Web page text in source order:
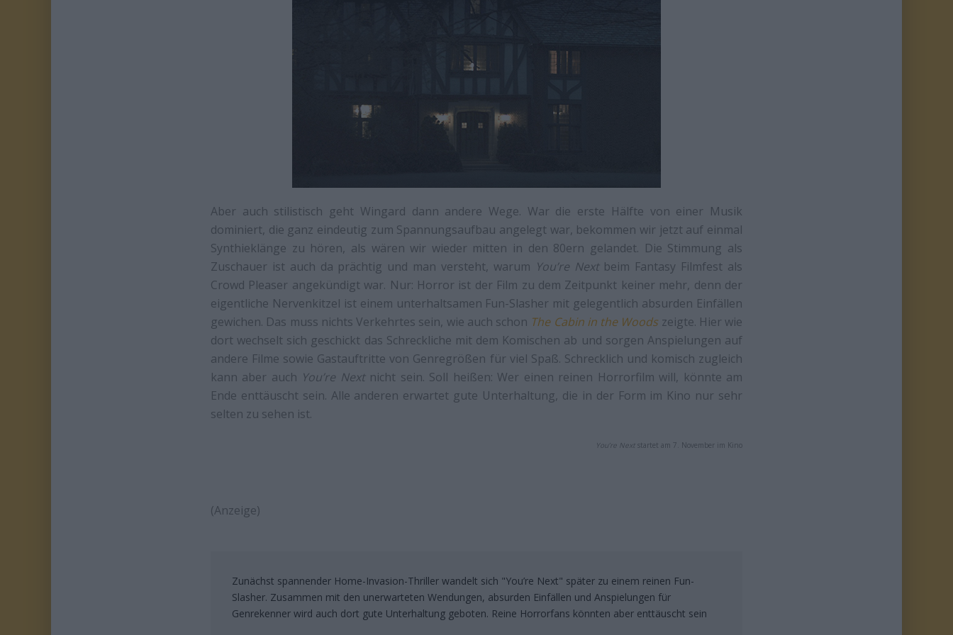
Aber auch stilistisch geht Wingard dann andere Wege. War die erste Hälfte von einer Musik
dominiert, die ganz eindeutig zum Spannungsaufbau angelegt war, bekommen wir jetzt auf einmal
Synthieklänge zu hören, als wären wir wieder mitten in den 80ern gelandet. Die Stimmung als
Zuschauer ist auch da prächtig und man versteht, warum You’re Next beim Fantasy Filmfest als
Crowd Pleaser angekündigt war. Nur: Horror ist der Film zu dem Zeitpunkt keiner mehr, denn der
eigentliche Nervenkitzel ist einem unterhaltsamen Fun-Slasher mit gelegentlich absurden Einfällen
gewichen. Das muss nichts Verkehrtes sein, wie auch schon The Cabin in the Woods zeigte. Hier wie
dort wechselt sich geschickt das Schreckliche mit dem Komischen ab und sorgen Anspielungen auf
andere Filme sowie Gastauftritte von Genregrößen für viel Spaß. Schrecklich und komisch zugleich
kann aber auch You’re Next nicht sein. Soll heißen: Wer einen reinen Horrorfilm will, könnte am
Ende enttäuscht sein. Alle anderen erwartet gute Unterhaltung, die in der Form im Kino nur sehr
selten zu sehen ist.
You’re Next startet am 7. November im Kino
(Anzeige)
Zunächst spannender Home-Invasion-Thriller wandelt sich "You’re Next" später zu einem reinen Fun-
Slasher. Zusammen mit den unerwarteten Wendungen, absurden Einfällen und Anspielungen für
Genrekenner wird auch dort gute Unterhaltung geboten. Reine Horrorfans könnten aber enttäuscht sein